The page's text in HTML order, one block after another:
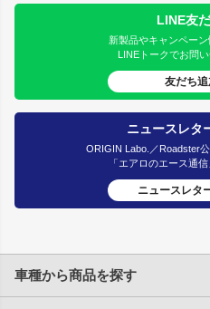
LINE友
新製品やキャンペーン
LINEトークでお問
友だち
ニュースレタ
ORIGIN Labo.／Roadster
「エアロのエース通
ニュースレタ
車種から商品を探す